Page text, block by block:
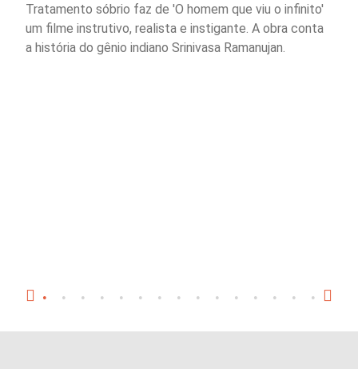
Tratamento sóbrio faz de 'O homem que viu o infinito'
um filme instrutivo, realista e instigante. A obra conta
a história do gênio indiano Srinivasa Ramanujan.